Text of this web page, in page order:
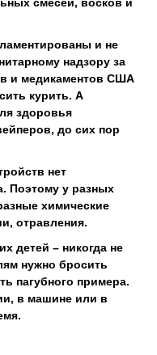
и не
надзору за
и медикаментов США
курить. А
здоровья
до сих пор
нет
Поэтому у разных
химические
отравления.
детей – никогда не
нужно бросить
пагубного примера.
в машине или в